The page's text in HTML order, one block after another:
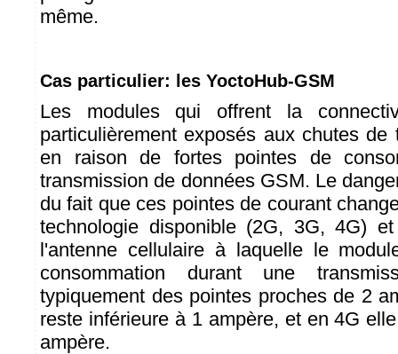
même.
Cas particulier: les YoctoHub-GSM
Les modules qui offrent la
particulièrement exposés aux chutes de
en raison de fortes pointes de
transmission de données GSM. Le
du fait que ces pointes de courant
technologie disponible (2G, 3G, 4G)
l'antenne cellulaire à laquelle le
consommation durant une
typiquement des pointes proches de 2
reste inférieure à 1 ampère, et en 4G
ampère.